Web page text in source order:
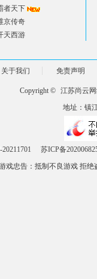
者天下
京传奇
天西游
关于我们 免责声明
Copyright © 江苏尚云
地址：镇
苏ICP备
戏忠告：抵制不良游戏 拒